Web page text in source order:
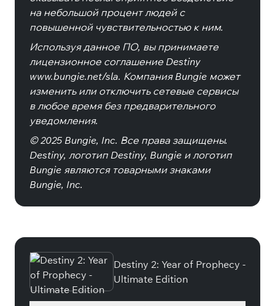
на небольшой процент людей с
повышенной чувствительностью к ним.
Используя данное ПО, вы принимаете
лицензионное соглашение Destiny
www.bungie.net/sla. Компания Bungie может
изменить или отключить сетевые сервисы
в любое время без предварительного
уведомления.
© 2025 Bungie, Inc. Все права защищены.
Destiny, логотип Destiny, Bungie и логотип
Bungie являются товарными знаками
Bungie, Inc.
Destiny 2: Year of Prophecy -
Ultimate Edition